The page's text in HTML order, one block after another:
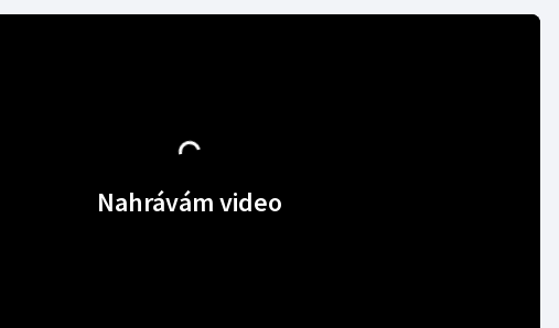
Nahrávám video